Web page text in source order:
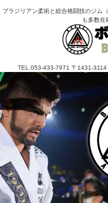
ブラジリアン柔術と総合格闘技のジム
も多数在
TEL.053-433-7971 〒1431-